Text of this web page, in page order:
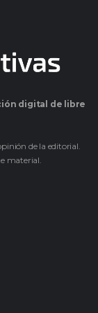
digital de libre
de la editorial.
material.